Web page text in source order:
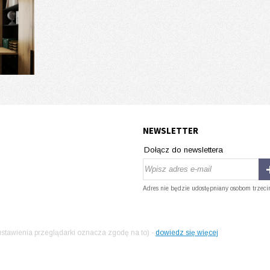
NEWSLETTER
Dołącz do newslettera
Adres nie będzie udostępniany osobom
przeglądarki oznacza zgodę na to) - dowiedz się więcej